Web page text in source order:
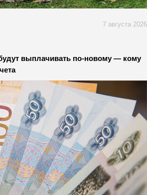
7 августа 2026
выплачивать по-новому — кому